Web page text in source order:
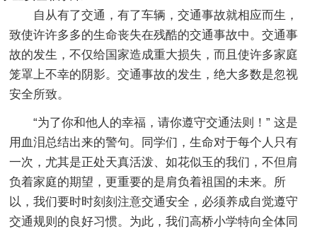
自从有了交通，有了车辆，交通事故就相应而生，
致使许许多多的生命丧失在残酷的交通事故中。交通事
故的发生，不仅给国家造成重大损失，而且使许多家庭
笼罩上不幸的阴影。交通事故的发生，绝大多数是忽视
安全所致。
“为了你和他人的幸福，请你遵守交通法则！” 这是
用血泪总结出来的警句。同学们，生命对于每个人只有
一次，尤其是正处天真活泼、如花似玉的我们，不但肩
负着家庭的期望，更重要的是肩负着祖国的未来。所
以，我们要时时刻刻注意交通安全，必须养成自觉遵守
交通规则的良好习惯。为此，我们高桥小学特向全体同